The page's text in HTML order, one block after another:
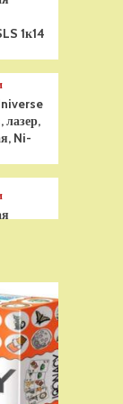
1к14
Ni-
III
ИК
2.4G
IR3.0